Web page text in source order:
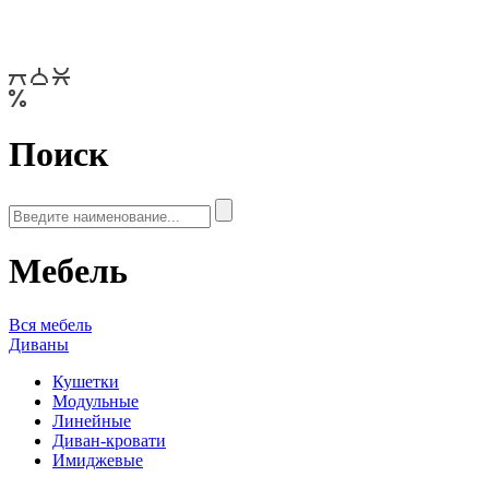
Поиск
Мебель
Вся мебель
Диваны
Кушетки
Модульные
Линейные
Диван-кровати
Имиджевые